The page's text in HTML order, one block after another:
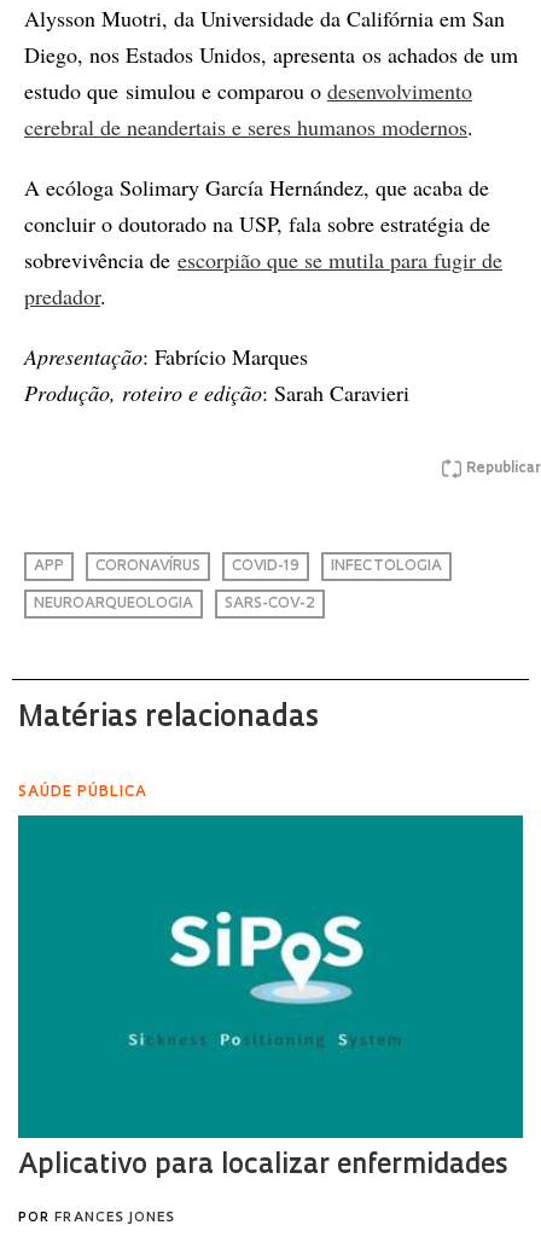
Alysson Muotri, da Universidade da Califórnia em San
Diego, nos Estados Unidos, apresenta os achados de um
estudo que simulou e comparou o desenvolvimento
cerebral de neandertais e seres humanos modernos.
A ecóloga Solimary García Hernández, que acaba de
concluir o doutorado na USP, fala sobre estratégia de
sobrevivência de escorpião que se mutila para fugir de
predador.
Apresentação: Fabrício Marques
Produção, roteiro e edição: Sarah Caravieri
Republicar
APP CORONAVÍRUS COVID-19 INFECTOLOGIA
NEUROARQUEOLOGIA SARS-COV-2